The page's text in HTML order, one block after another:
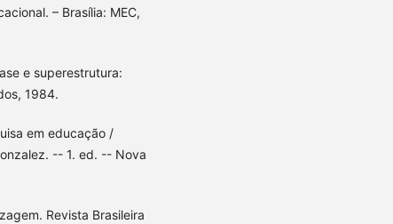
– Brasília: MEC,
e superestrutura:
1984.
em educação /
-- 1. ed. -- Nova
Revista Brasileira